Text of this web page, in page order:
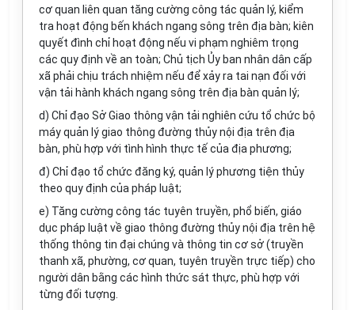
cơ quan liên quan tăng cường công tác quản lý, kiểm
tra hoạt động bến khách ngang sông trên địa bàn; kiên
quyết đình chỉ hoạt động nếu vi phạm nghiêm trọng
các quy định về an toàn; Chủ tịch Ủy ban nhân dân cấp
xã phải chịu trách nhiệm nếu để xảy ra tai nạn đối với
vận tải hành khách ngang sông trên địa bàn quản lý;
d) Chỉ đạo Sở Giao thông vận tải nghiên cứu tổ chức bộ
máyquản lýgiao thông đường thủy nội địa trên địa
bàn, phù hợp với tình hình thực tế của địa phương;
đ) Chỉ đạo tổ chức đăng ký, quản lý phương tiện thủy
theo quy định của pháp luật;
e) Tăng cường công tác tuyên truyền, phổ biến, giáo
dục pháp luật về giao thông đường thủy nội địa trên hệ
thống thông tin đại chúng và thông tin cơ sở (truyền
thanh xã, phường, cơ quan, tuyên truyền trực tiếp) cho
người dân bằng các hình thức sát thực, phù hợp với
từng đối tượng.